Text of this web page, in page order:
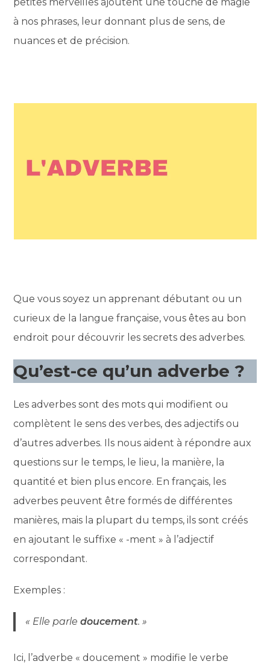
à nos phrases, leur donnant plus de sens, de
nuances et de précision.
Que vous soyez un apprenant débutant ou un
curieux de la langue française, vous êtes au bon
endroit pour découvrir les secrets des adverbes.
Qu’est-ce qu’un adverbe ?
Les adverbes sont des mots qui modifient ou
complètent le sens des verbes, des adjectifs ou
d’autres adverbes. Ils nous aident à répondre aux
questions sur le temps, le lieu, la manière, la
quantité et bien plus encore. En français, les
adverbes peuvent être formés de différentes
manières, mais la plupart du temps, ils sont créés
en ajoutant le suffixe « -ment » à l’adjectif
correspondant.
Exemples :
« Elle parledoucement. »
Ici, l’adverbe « doucement » modifie le verbe